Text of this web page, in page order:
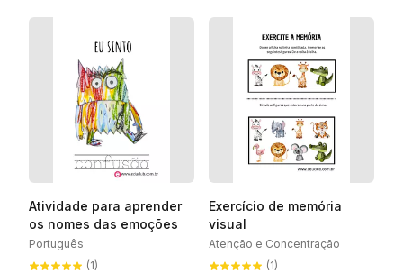
Atividade para aprender
os nomes das emoções
Português
(1)
Exercício de memória
visual
Atenção e Concentração
(1)